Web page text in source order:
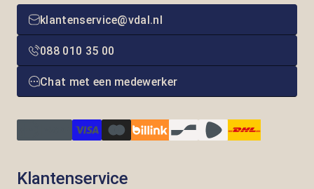
klantenservice@vdal.nl
088 010 35 00
Chat met een medewerker
Klantenservice